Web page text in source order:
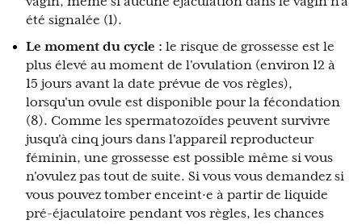
été signalée (1).
Le moment du cycle : le risque de grossesse est le
plus élevé au moment de l'ovulation (environ 12 à
15 jours avant la date prévue de vos règles),
lorsqu'un ovule est disponible pour la fécondation
(8). Comme les spermatozoïdes peuvent survivre
jusqu'à cinq jours dans l'appareil reproducteur
féminin, une grossesse est possible même si vous
n'ovulez pas tout de suite. Si vous vous demandez si
vous pouvez tomber enceint·e à partir de liquide
pré-éjaculatoire pendant vos règles, les chances